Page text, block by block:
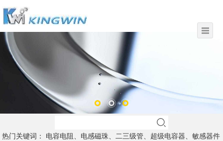
热门关键词： 电容电阻、电感磁珠、二三级管、超级电容器、敏感器件